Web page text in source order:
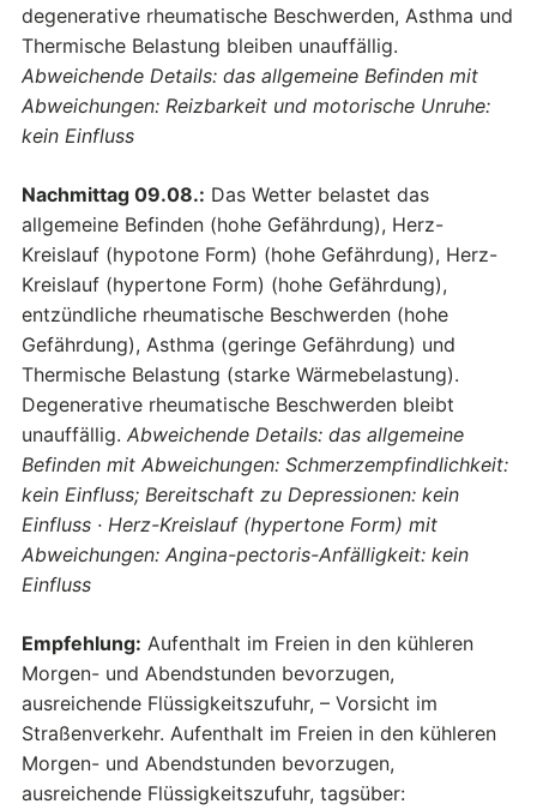
degenerative rheumatische Beschwerden, Asthma und
Thermische Belastung bleiben unauffällig.
Abweichende Details: das allgemeine Befinden mit
Abweichungen: Reizbarkeit und motorische Unruhe:
kein Einfluss
Nachmittag 09.08.: Das Wetter belastet das
allgemeine Befinden (hohe Gefährdung), Herz-
Kreislauf (hypotone Form) (hohe Gefährdung), Herz-
Kreislauf (hypertone Form) (hohe Gefährdung),
entzündliche rheumatische Beschwerden (hohe
Gefährdung), Asthma (geringe Gefährdung) und
Thermische Belastung (starke Wärmebelastung).
Degenerative rheumatische Beschwerden bleibt
unauffällig. Abweichende Details: das allgemeine
Befinden mit Abweichungen: Schmerzempfindlichkeit:
kein Einfluss; Bereitschaft zu Depressionen: kein
Einfluss · Herz-Kreislauf (hypertone Form) mit
Abweichungen: Angina-pectoris-Anfälligkeit: kein
Einfluss
Empfehlung: Aufenthalt im Freien in den kühleren
Morgen- und Abendstunden bevorzugen,
ausreichende Flüssigkeitszufuhr, – Vorsicht im
Straßenverkehr. Aufenthalt im Freien in den kühleren
Morgen- und Abendstunden bevorzugen,
ausreichende Flüssigkeitszufuhr, tagsüber: